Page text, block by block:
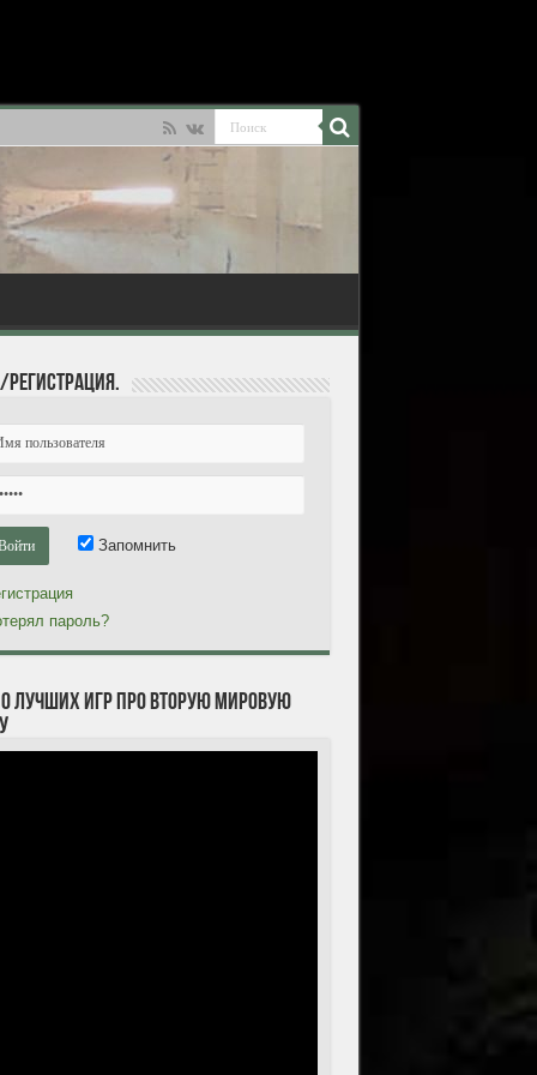
Запомнить
пароль?
лучших игр про Вторую мировую